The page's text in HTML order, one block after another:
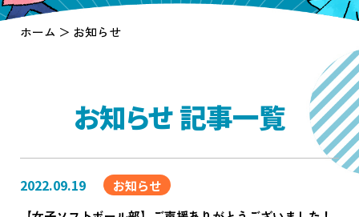
ホーム お知らせ
お知らせ 記事一覧
2022.09.19
お知らせ